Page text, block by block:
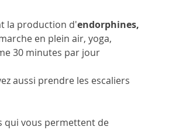
la production d'endorphines,
en plein air, yoga,
30 minutes par jour
aussi prendre les escaliers
qui vous permettent de